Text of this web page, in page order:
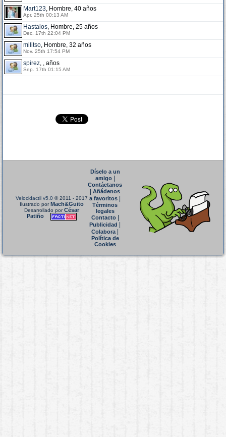
Mart123, Hombre, 40 años
Apr. 25th 00:13 AM
Hastalos, Hombre, 25 años
Dec. 17th 22:04 PM
militso, Hombre, 32 años
Nov. 25th 17:54 PM
spirez, , años
Sep. 17th 01:15 AM
Velocidactil v5.0 © 2011 - 2017
Ilustrado porMach&Guito
Desarrollado porCésar
Patiño
Díselo a un
amigo|
Contáctanos
Añádenos
a favoritos
Términos
legales
Contacto|
Publicidad
Colabora|
Política de
Cookies